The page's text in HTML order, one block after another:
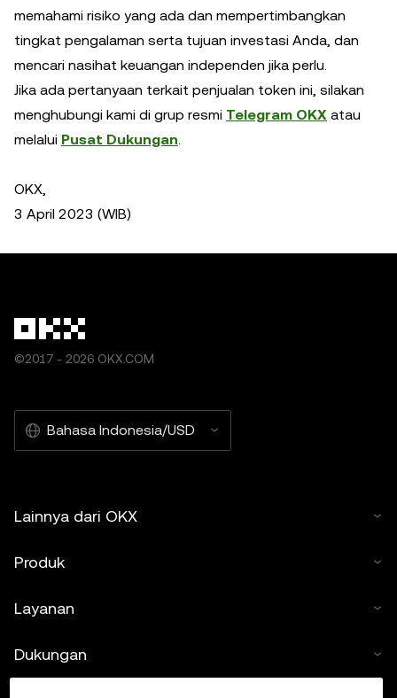
memahami risiko yang ada dan mempertimbangkan
tingkat pengalaman serta tujuan investasi Anda, dan
mencari nasihat keuangan independen jika perlu.
Jika ada pertanyaan terkait penjualan token ini, silakan
menghubungi kami di grup resmi Telegram OKX atau
melalui Pusat Dukungan.
OKX,
3 April 2023 (WIB)
©2017 - 2026 OKX.COM
Bahasa Indonesia/USD
Lainnya dari OKX
Produk
Layanan
Dukungan